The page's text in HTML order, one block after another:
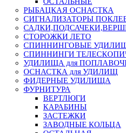
РЫБАЦКАЯ ОСНАСТКА
СИГНАЛИЗАТОРЫ
СТОРОЖКИ ЛЕТО
СПИННИНГОВЫЕ
СПИННИНГИ
УДИЛИЩА для
ОСНАСТКА для УДИЛИЩ
ФИДЕРНЫЕ УДИЛИЩА
ФУРНИТУРА
ВЕРТЛЮГИ
КАРАБИНЫ
ЗАСТЕЖКИ
ЗАВОДНЫЕ КОЛЬЦА